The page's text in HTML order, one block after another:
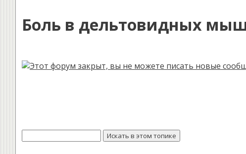
Боль в дельтовидных